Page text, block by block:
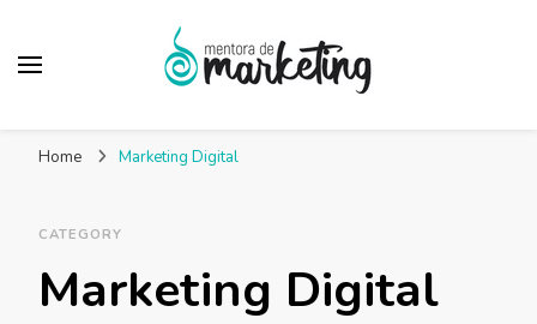
Marketing – Blog
Home Marketing Digital
CATEGORY
Marketing Digital